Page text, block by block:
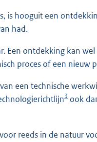
is hooguit een
had.
Een ontdekking kan
proces of een nieuw
een technische
3 ook
reeds in de natuur